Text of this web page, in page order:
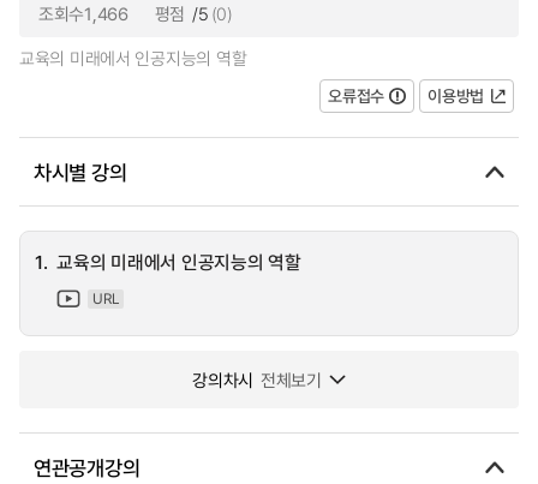
조회수1,466 평점 /5 (0)
교육의 미래에서 인공지능의 역할
오류접수
이용방법
차시별 강의
1. 교육의 미래에서 인공지능의 역할
URL
강의차시 전체보기
연관공개강의